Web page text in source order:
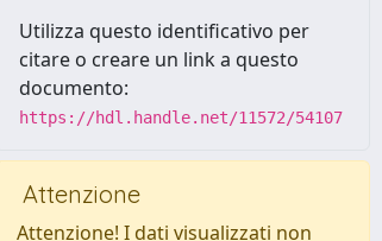
Utilizza questo identificativo per
citare o creare un link a questo
documento:
https://hdl.handle.net/11572/54107
Attenzione
Attenzione! I dati visualizzati non